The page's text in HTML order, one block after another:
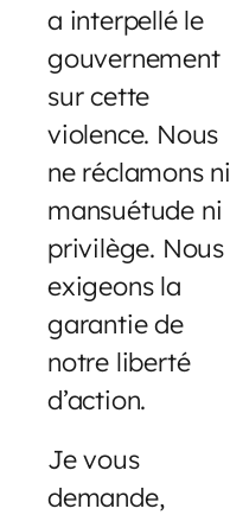
a interpellé le
gouvernement
sur cette
violence. Nous
ne réclamons ni
mansuétude ni
privilège. Nous
exigeons la
garantie de
notre liberté
d’action.
Je vous
demande,